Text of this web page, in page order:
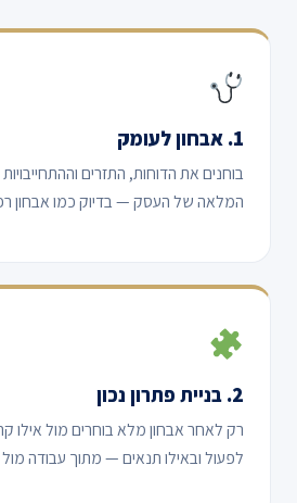
1. אבחון לעומק
בוחנים את הדוחות, התזרים
המלאה של העסק — בדיוק כמו אבחון
2. בניית פתרון נכון
רק לאחר אבחון מלא בוחרים מול אילו
לפעול ובאילו תנאים — מתוך עבודה מול +15